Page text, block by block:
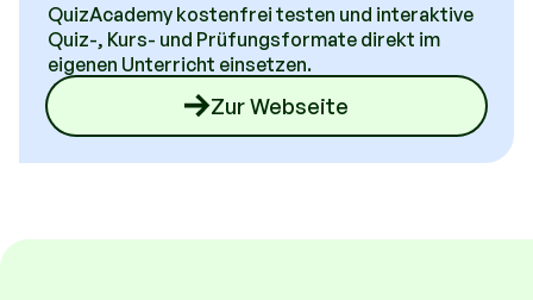
QuizAcademy kostenfrei testen und interaktive
Quiz-, Kurs- und Prüfungsformate direkt im
eigenen Unterricht einsetzen.
Zur Webseite